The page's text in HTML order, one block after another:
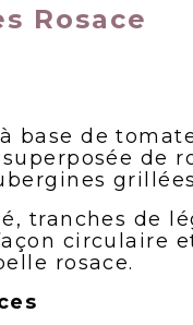
Rosace
base de
de
tranches de
circulaire
rosace.